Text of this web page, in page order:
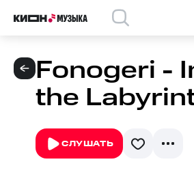
Fonogeri -
the
СЛУШАТЬ